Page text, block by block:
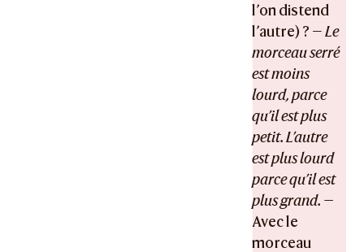
l’on distend
l’autre) ? —Le
morceau serré
est moins
lourd, parce
qu’il est plus
petit. L’autre
est plus lourd
parce qu’il est
plus grand. —
Avec le
morceau